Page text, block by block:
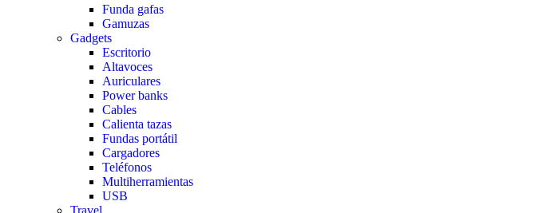
Funda gafas
Gamuzas
Gadgets
Escritorio
Altavoces
Auriculares
Power banks
Cables
Calienta tazas
Fundas portátil
Cargadores
Teléfonos
Multiherramientas
USB
Travel